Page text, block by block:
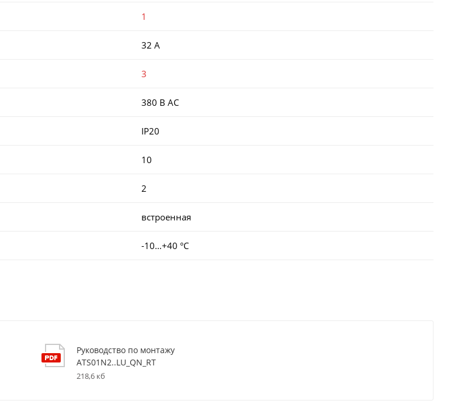
1
32 А
3
380 В AC
IP20
10
2
встроенная
-10…+40 °С
Руководство по монтажу
ATS01N2..LU_QN_RT
218,6 кб